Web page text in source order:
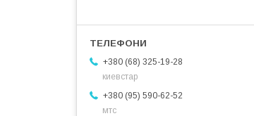
+380 (68) 325-19-28
киевстар
+380 (95) 590-62-52
мтс